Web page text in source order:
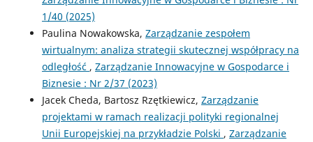
1/40 (2025)
Paulina Nowakowska, Zarządzanie zespołem
wirtualnym: analiza strategii skutecznej współpracy na
odległość , Zarządzanie Innowacyjne w Gospodarce i
Biznesie : Nr 2/37 (2023)
Jacek Cheda, Bartosz Rzętkiewicz, Zarządzanie
projektami w ramach realizacji polityki regionalnej
Unii Europejskiej na przykładzie Polski , Zarządzanie